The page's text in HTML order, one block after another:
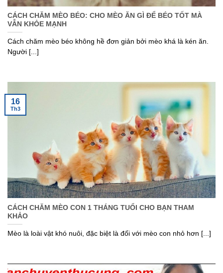
CÁCH CHĂM MÈO BÉO: CHO MÈO ĂN GÌ ĐỂ BÉO TỐT MÀ
VẪN KHỎE MẠNH
Cách chăm mèo béo không hề đơn giản bởi mèo khá là kén ăn.
Người [...]
CÁCH CHĂM MÈO CON 1 THÁNG TUỔI CHO BẠN THAM
KHẢO
Mèo là loài vật khó nuôi, đặc biệt là đối với mèo con nhỏ hơn [...]
16
Th3